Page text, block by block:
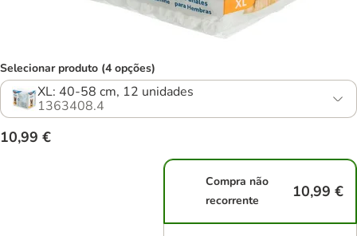
Selecionar produto (4 opções)
XL: 40-58 cm, 12 unidades
1363408.4
10,99 €
Compra não
recorrente
10,99 €